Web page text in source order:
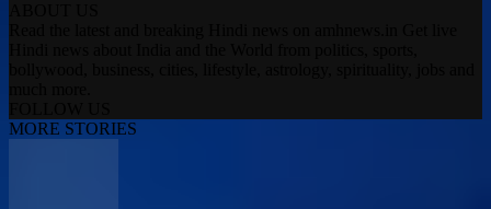
MORE STORIES